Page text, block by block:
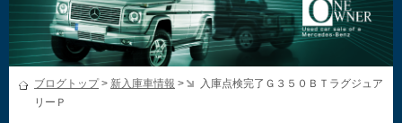
ブログトップ> 新入庫車情報 >
入庫点検完了Ｇ３５０ＢＴラグジュア
リーＰ